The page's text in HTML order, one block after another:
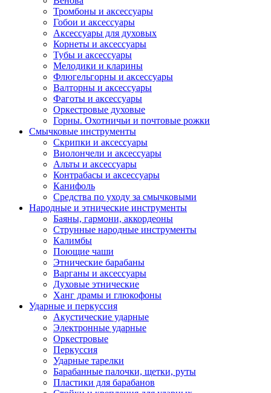
Тромбоны и аксессуары
Гобои и аксессуары
Аксессуары для духовых
Корнеты и аксессуары
Тубы и аксессуары
Мелодики и кларины
Флюгельгорны и аксессуары
Валторны и аксессуары
Фаготы и аксессуары
Оркестровые духовые
Горны. Охотничьи и почтовые рожки
Смычковые инструменты
Скрипки и аксессуары
Виолончели и аксессуары
Альты и аксессуары
Контрабасы и аксессуары
Канифоль
Средства по уходу за смычковыми
Народные и этнические инструменты
Баяны, гармони, аккордеоны
Струнные народные инструменты
Калимбы
Поющие чаши
Этнические барабаны
Варганы и аксессуары
Духовые этнические
Ханг драмы и глюкофоны
Ударные и перкуссия
Акустические ударные
Электронные ударные
Оркестровые
Перкуссия
Ударные тарелки
Барабанные палочки, щетки, руты
Пластики для барабанов